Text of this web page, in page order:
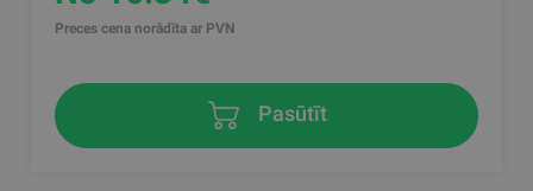
Preces cena norādīta ar PVN
Pasūtīt